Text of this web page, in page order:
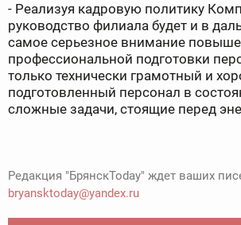
- Реализуя кадровую политику
руководство филиала будет и в
самое серьезное внимание
профессиональной подготовки
только технически грамотный и
подготовленный персонал в
сложные задачи, стоящие перед
Редакция "БрянскToday" ждет ваших
bryansktoday@yandex.ru